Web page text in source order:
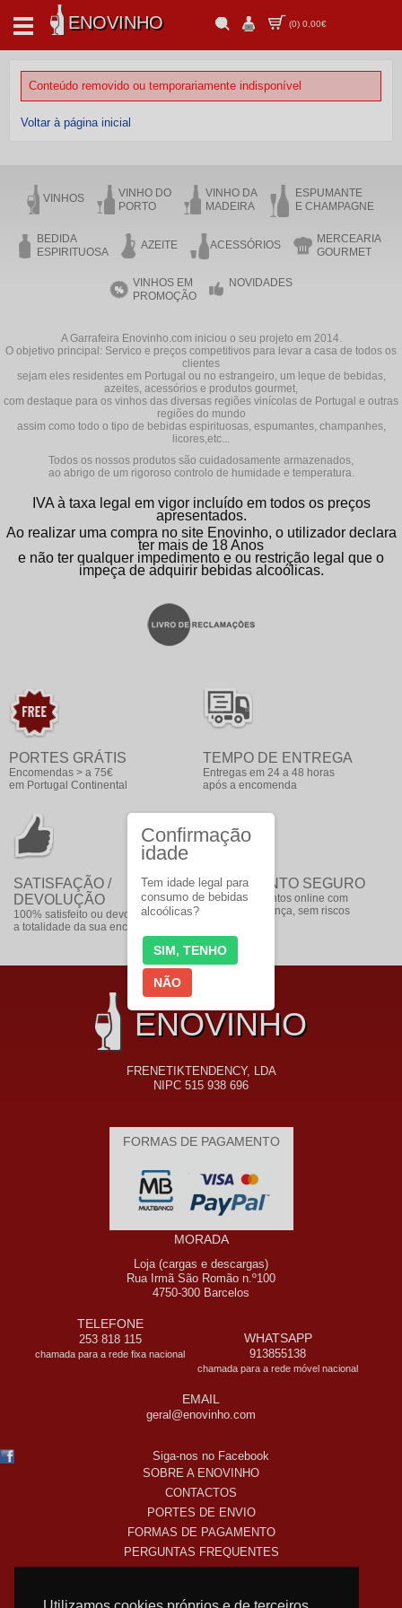
ENOVINHO (0) 0,00€
Conteúdo removido ou temporariamente indisponível
Voltar à página inicial
VINHOS
VINHO DO
PORTO
VINHO DA
MADEIRA
ESPUMANTE
E CHAMPAGNE
BEDIDA
ESPIRITUOSA
AZEITE ACESSÓRIOS
MERCEARIA
GOURMET
VINHOS EM
PROMOÇÃO
NOVIDADES
A Garrafeira Enovinho.com iniciou o seu projeto em 2014.
O objetivo principal: Servico e preços competitivos para levar a casa de todos os
clientes
sejam eles residentes em Portugal ou no estrangeiro, um leque de bebidas,
azeites, acessórios e produtos gourmet,
com destaque para os vinhos das diversas regiões vinícolas de Portugal e outras
regiões do mundo
assim como todo o tipo de bebidas espirituosas, espumantes, champanhes,
licores,etc...
Todos os nossos produtos são cuidadosamente armazenados,
ao abrigo de um rigoroso controlo de humidade e temperatura.
IVA à taxa legal em vigor incluído em todos os preços
apresentados.
Ao realizar uma compra no site Enovinho, o utilizador declara
ter mais de 18 Anos
e não ter qualquer impedimento e ou restrição legal que o
impeça de adquirir bebidas alcoólicas.
PORTES GRÁTIS
Encomendas > a 75€
em Portugal Continental
TEMPO DE ENTREGA
Entregas em 24 a 48 horas
após a encomenda
SATISFAÇÃO /
DEVOLUÇÃO
100% satisfeito ou devolvemos
a totalidade da sua encomenda
PAGAMENTO SEGURO
faça pagamentos online com
toda a segurança, sem riscos
ENOVINHO
FRENETIKTENDENCY, LDA
NIPC 515 938 696
FORMAS DE PAGAMENTO
MORADA
Loja (cargas e descargas)
Rua Irmã São Romão n.º100
4750-300 Barcelos
TELEFONE
253 818 115
chamada para a rede fixa nacional
WHATSAPP
913855138
chamada para a rede móvel nacional
EMAIL
geral@enovinho.com
Siga-nos no Facebook
SOBRE A ENOVINHO
CONTACTOS
PORTES DE ENVIO
FORMAS DE PAGAMENTO
PERGUNTAS FREQUENTES
Confirmação
idade
Tem idade legal para
consumo de bebidas
alcoólicas?
SIM, TENHO
NÃO